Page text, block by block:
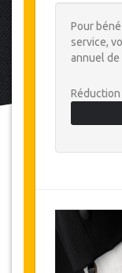
Pour
service,
annuel de